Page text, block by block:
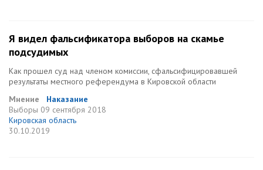
Я видел фальсификатора выборов на скамье
подсудимых
Как прошел суд над членом комиссии, сфальсифицировавшей
результаты местного референдума в Кировской области
Мнение
Наказание
Выборы 09 сентября 2018
Кировская область
30.10.2019